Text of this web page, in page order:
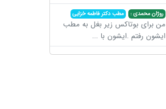
روژان محمدی : مطب دکتر فاطمه خزایی
من برای بوتاکس زیر بغل به مطب
ایشون رفتم .ایشون با ...